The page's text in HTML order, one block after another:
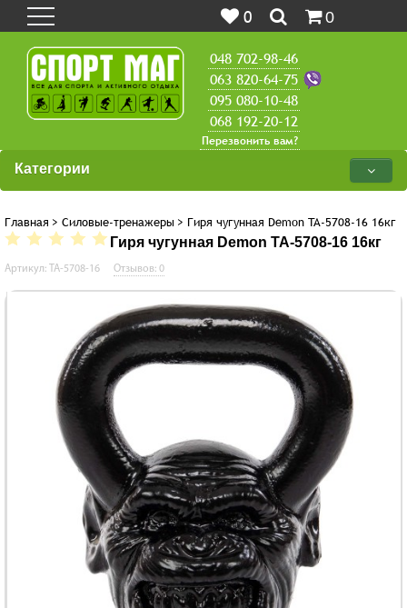
0 0
048 702-98-46
063 820-64-75
095 080-10-48
068 192-20-12
Перезвонить вам?
Категории
Главная > Силовые-тренажеры > Гиря чугунная Demon TA-5708-16 16кг
Гиря чугунная Demon TA-5708-16 16кг
Артикул: TA-5708-16 Отзывов: 0